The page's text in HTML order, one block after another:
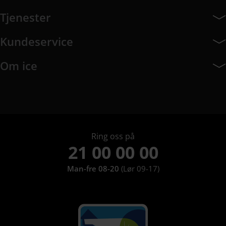
Tjenester
Kundeservice
Om ice
Ring oss på
21 00 00 00
Man-fre 08-20 (Lør 09-17)